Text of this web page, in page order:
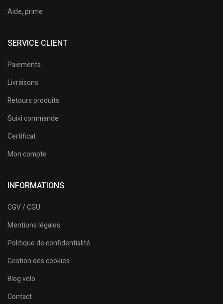
Aide, prime
SERVICE CLIENT
Paiements
Livraisons
Retours produits
Suivi commande
Certificat
Mon compte
INFORMATIONS
CGV / CGU
Mentions légales
Politique de confidentialité
Gestion des cookies
Blog vélo
Contact